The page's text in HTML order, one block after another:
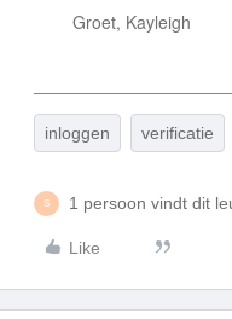
Groet, Kayleigh
inloggen verificatie
S 1 persoon vindt dit
Like